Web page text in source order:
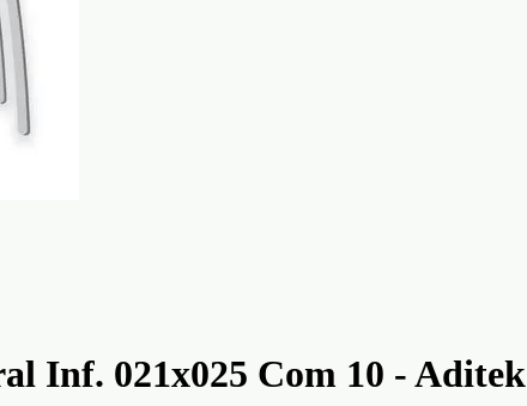
Inf. 021x025 Com 10 - Aditek